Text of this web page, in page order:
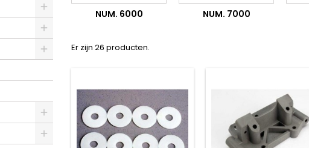
NUM. 6000 NUM. 7000
Er zijn 26 producten.